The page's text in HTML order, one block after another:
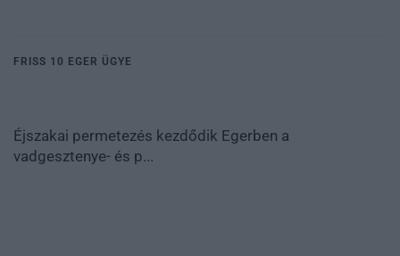
FRISS 10 EGER ÜGYE
Éjszakai permetezés kezdődik Egerben a
vadgesztenye- és p...